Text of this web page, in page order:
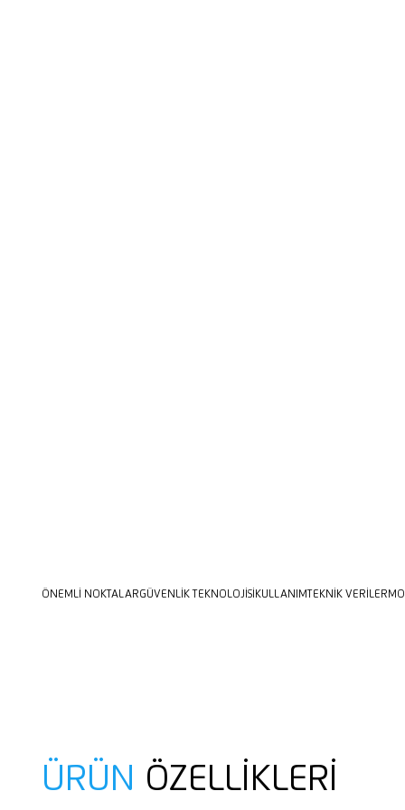
ÖNEMLI NOKTALARGÜVENLIK TEKNOLOJISI KULLANIM TEKNIK VERILER
ÜRÜN ÖZELLIKLERI